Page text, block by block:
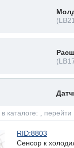
каталоге: , перейти
RID:8803
Сенсор к